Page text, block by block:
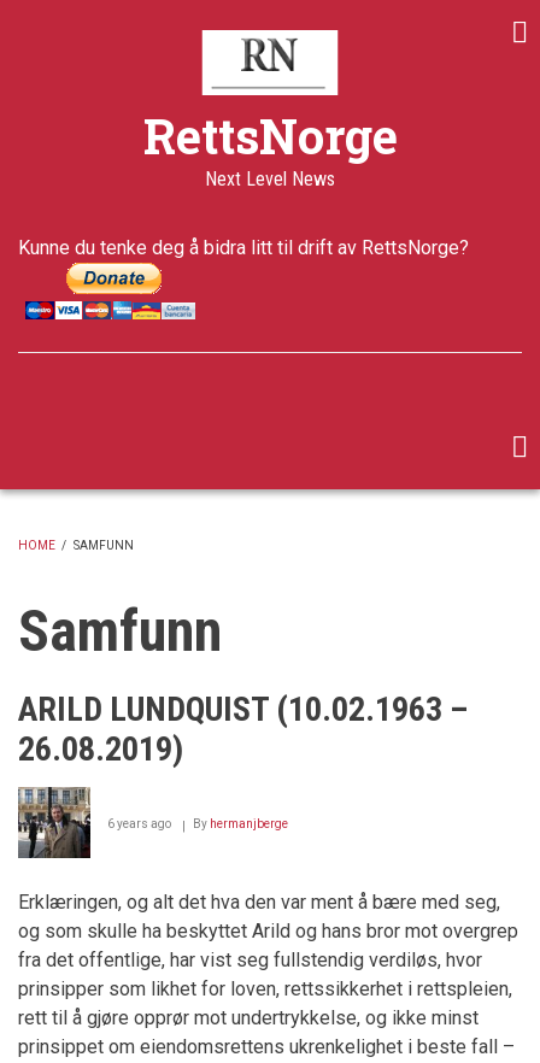
RettsNorge
Next Level News
Kunne du tenke deg å bidra litt til drift av RettsNorge?
HOME / SAMFUNN
Samfunn
ARILD LUNDQUIST (10.02.1963 –
26.08.2019)
6 years ago By hermanjberge
Erklæringen, og alt det hva den var ment å bære med seg,
og som skulle ha beskyttet Arild og hans bror mot overgrep
fra det offentlige, har vist seg fullstendig verdiløs, hvor
prinsipper som likhet for loven, rettssikkerhet i rettspleien,
rett til å gjøre opprør mot undertrykkelse, og ikke minst
prinsippet om eiendomsrettens ukrenkelighet i beste fall –